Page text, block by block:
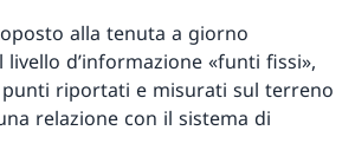
alla tenuta a giorno
d’informazione «funti fissi»,
riportati e misurati sul terreno
relazione con il sistema di